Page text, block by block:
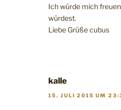
Ich würde mich
würdest.
Liebe Grüße cubus
kalle
15. JULI 2015 UM